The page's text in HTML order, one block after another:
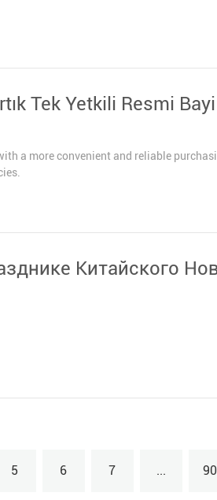
Tek Yetkili Resmi
a more convenient and reliable
Китайского
5 6 7 ... 90